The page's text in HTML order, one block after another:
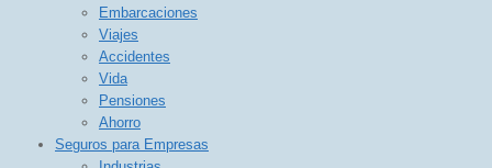
Embarcaciones
Viajes
Accidentes
Vida
Pensiones
Ahorro
Seguros para Empresas